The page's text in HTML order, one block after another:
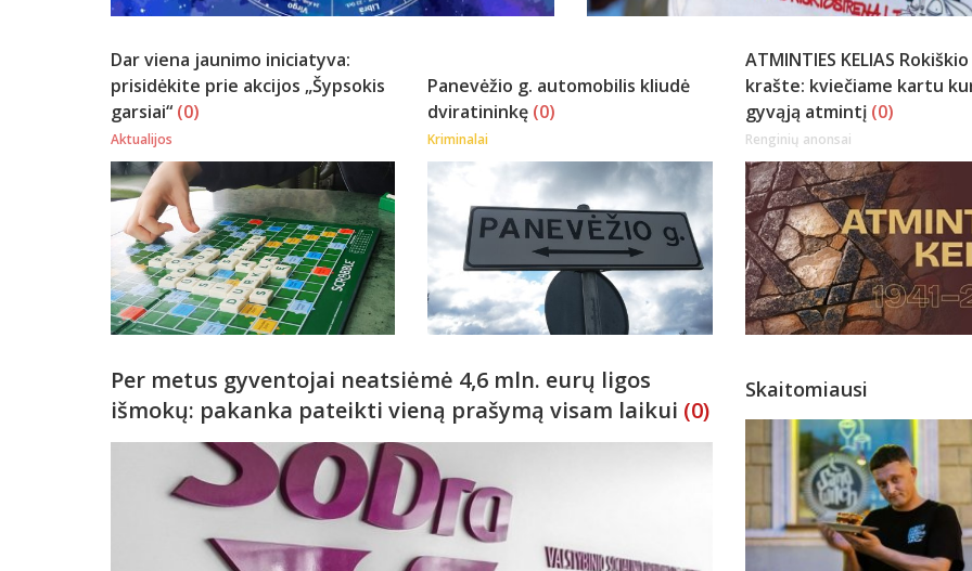
Dar viena jaunimo iniciatyva:
prisidėkite prie akcijos „Šypsokis
garsiai“ (0)
Aktualijos
Panevėžio g. automobilis kliudė
dviratininkę (0)
Kriminalai
ATMINTIES KELIAS Rokiškio
krašte: kviečiame kartu
gyvąją atmintį (0)
Renginių anonsai
Per metus gyventojai neatsiėmė 4,6 mln. eurų ligos
išmokų: pakanka pateikti vieną prašymą visam laikui (0)
Skaitomiausi